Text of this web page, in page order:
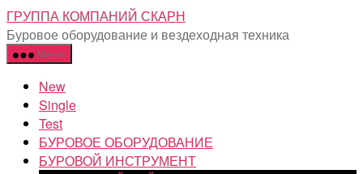
Перейти
к
содержимому
ГРУППА КОМПАНИЙ СКАРН
Буровое оборудование и вездеходная техника
Меню
New
Single
Test
БУРОВОЕ ОБОРУДОВАНИЕ
БУРОВОЙ ИНСТРУМЕНТ